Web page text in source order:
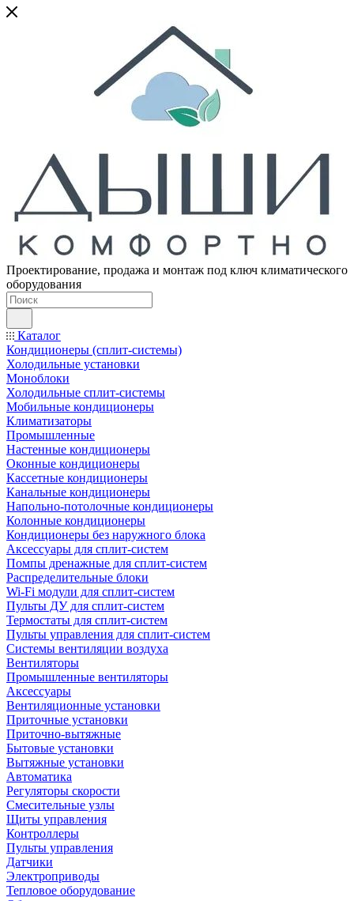
Проектирование, продажа и монтаж под ключ климатического
оборудования
Каталог
Кондиционеры (сплит-системы)
Холодильные установки
Моноблоки
Холодильные сплит-системы
Мобильные кондиционеры
Климатизаторы
Промышленные
Настенные кондиционеры
Оконные кондиционеры
Кассетные кондиционеры
Канальные кондиционеры
Напольно-потолочные кондиционеры
Колонные кондиционеры
Кондиционеры без наружного блока
Аксессуары для сплит-систем
Помпы дренажные для сплит-систем
Распределительные блоки
Wi-Fi модули для сплит-систем
Пульты ДУ для сплит-систем
Термостаты для сплит-систем
Пульты управления для сплит-систем
Системы вентиляции воздуха
Вентиляторы
Промышленные вентиляторы
Аксессуары
Вентиляционные установки
Приточные установки
Приточно-вытяжные
Бытовые установки
Вытяжные установки
Автоматика
Регуляторы скорости
Смесительные узлы
Щиты управления
Контроллеры
Пульты управления
Датчики
Электроприводы
Тепловое оборудование